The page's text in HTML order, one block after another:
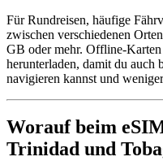
Für Rundreisen, häufige
zwischen verschiedenen
GB oder mehr. Offline-
herunterladen, damit du auch
navigieren kannst und
Worauf beim
Trinidad und